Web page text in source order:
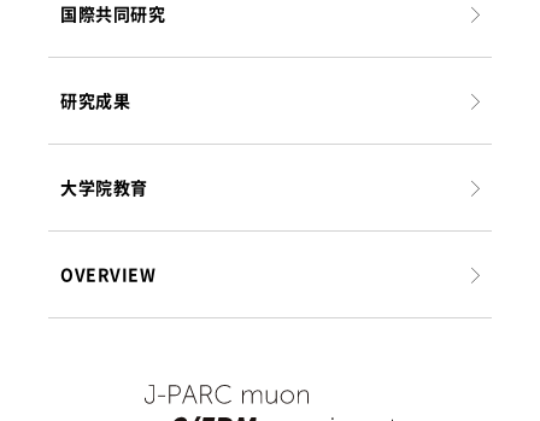
国際共同研究
研究成果
大学院教育
OVERVIEW